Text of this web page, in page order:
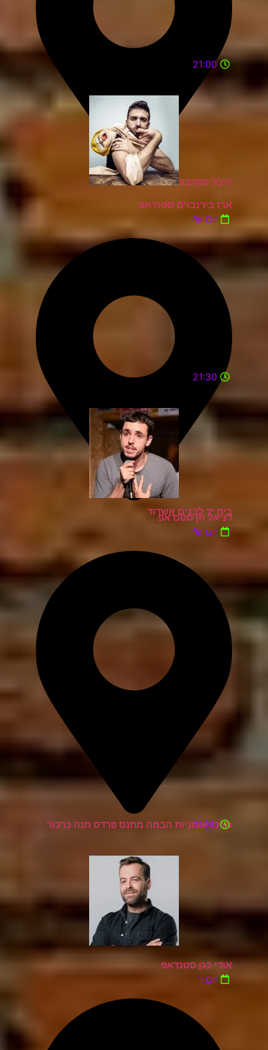
היכל התרבות כפר סבא
21:00
ארז בירנבוים סטנדאפ
יום ש'
בית יד לבנים אשדוד
21:30
דניאל חן סטנדאפ
יום ש'
מרכז אומניות הבמה מתנס פרדס חנה כרכור
21:30
אודי כגן סטנדאפ
יום ו'